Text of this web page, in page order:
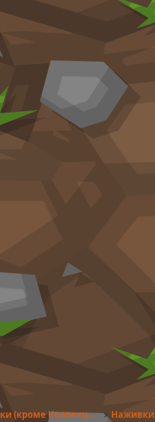
Предметы для рыбалки (кроме Коллекций) Наживки